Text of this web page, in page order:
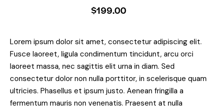
$199.00
Lorem ipsum dolor sit amet, consectetur adipiscing elit.
Fusce laoreet, ligula condimentum tincidunt, arcu orci
laoreet massa, nec sagittis elit urna in diam. Sed
consectetur dolor non nulla porttitor, in scelerisque quam
ultricies. Phasellus et ipsum justo. Aenean fringilla a
fermentum mauris non venenatis. Praesent at nulla